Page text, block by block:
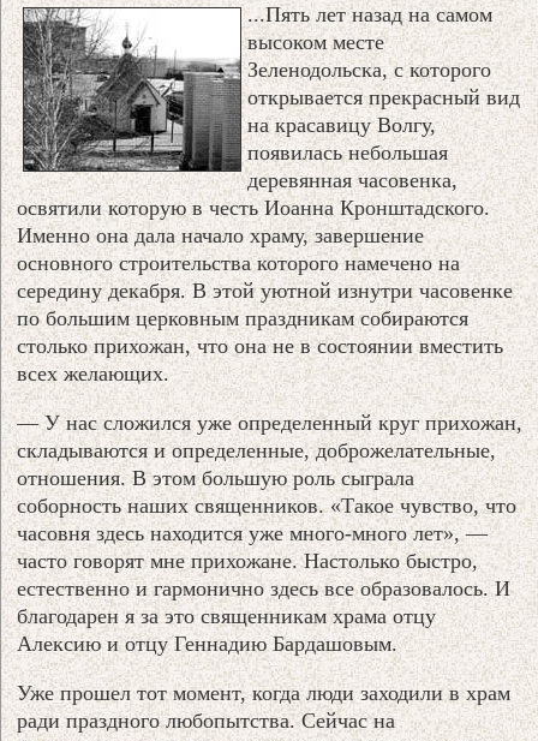
...Пять лет назад на самом
высоком месте
Зеленодольска, с которого
открывается прекрасный вид
на красавицу Волгу,
появилась небольшая
деревянная часовенка,
освятили которую в честь Иоанна Кронштадского.
Именно она дала начало храму, завершение
основного строительства которого намечено на
середину декабря. В этой уютной изнутри часовенке
по большим церковным праздникам собираются
столько прихожан, что она не в состоянии вместить
всех желающих.
— У нас сложился уже определенный круг прихожан,
складываются и определенные, доброжелательные,
отношения. В этом большую роль сыграла
соборность наших священников. «Такое чувство, что
часовня здесь находится уже много-много лет», —
часто говорят мне прихожане. Настолько быстро,
естественно и гармонично здесь все образовалось. И
благодарен я за это священникам храма отцу
Алексию и отцу Геннадию Бардашовым.
Уже прошел тот момент, когда люди заходили в храм
ради праздного любопытства. Сейчас на